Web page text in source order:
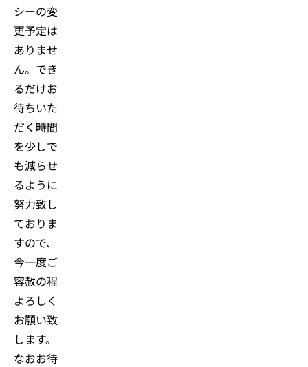
シーの変
更予定は
ありませ
ん。でき
るだけお
待ちいた
だく時間
を少しで
も減らせ
るように
努力致し
ておりま
すので、
今一度ご
容赦の程
よろしく
お願い致
します。
なおお待